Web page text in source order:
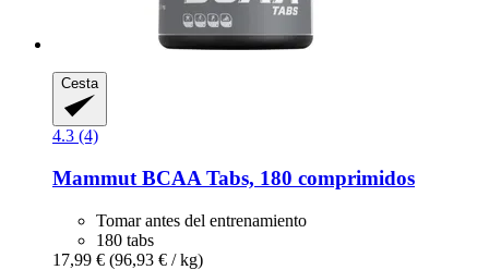
Cesta
4.3 (4)
Mammut BCAA Tabs, 180 comprimidos
Tomar antes del entrenamiento
180 tabs
17,99 € (96,93 € / kg)